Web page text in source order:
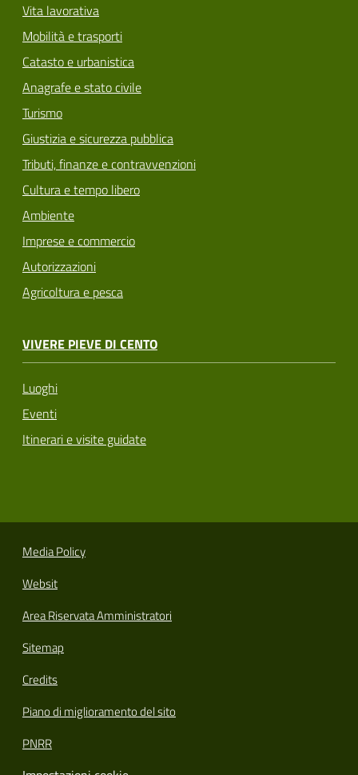
Vita lavorativa
Mobilità e trasporti
Catasto e urbanistica
Anagrafe e stato civile
Turismo
Giustizia e sicurezza pubblica
Tributi, finanze e contravvenzioni
Cultura e tempo libero
Ambiente
Imprese e commercio
Autorizzazioni
Agricoltura e pesca
VIVERE PIEVE DI CENTO
Luoghi
Eventi
Itinerari e visite guidate
Media Policy
Websit
Area Riservata Amministratori
Sitemap
Credits
Piano di miglioramento del sito
PNRR